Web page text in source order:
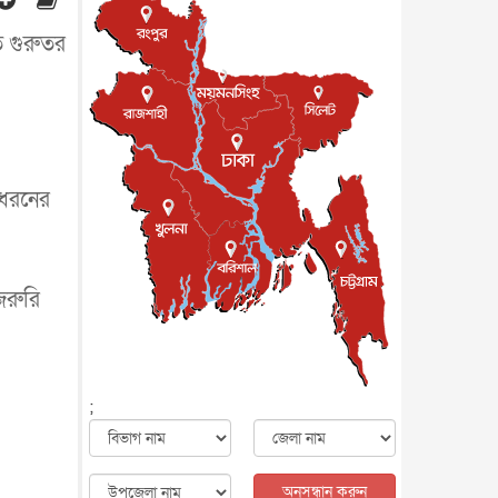
গুরুতর
ব্...
বিদেশি সংবাদমাধ্যমের জন্য নতুন
বিধি-নিষেধ পাকিস্তানের
আন্তর্জাতিক ৫ আগস্ট, ২০২৬
যুক্তরাজ্যের চেভেনিং স্কলারশিপের
আবেদন শুরু
আন্তর্জাতিক ৫ আগস্ট, ২০২৬
পদত্যাগ করেছেন কেপ ভার্দের
কোচ, নতুন ঠিকানা মরক্কো
খেলাধুলা ৫ আগস্ট, ২০২৬
মাত্র ৬ দিনেই ১ বিলিয়ন ডলারের
ক্লাবে ‘স্পাইডার-ম্যান : ব্র্য...
৫ আগস্ট, ২০২৬
দেশের কারিগরি ও ক্রীড়া শিক্ষায়
জাতীয় ৪ আগস্ট, ২০২৬
নির্দেশনা
;
অনুসন্ধান করুন